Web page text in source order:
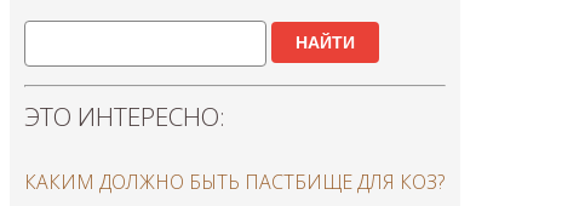
НАЙТИ
ЭТО ИНТЕРЕСНО:
КАКИМ ДОЛЖНО БЫТЬ ПАСТБИЩЕ ДЛЯ КОЗ?